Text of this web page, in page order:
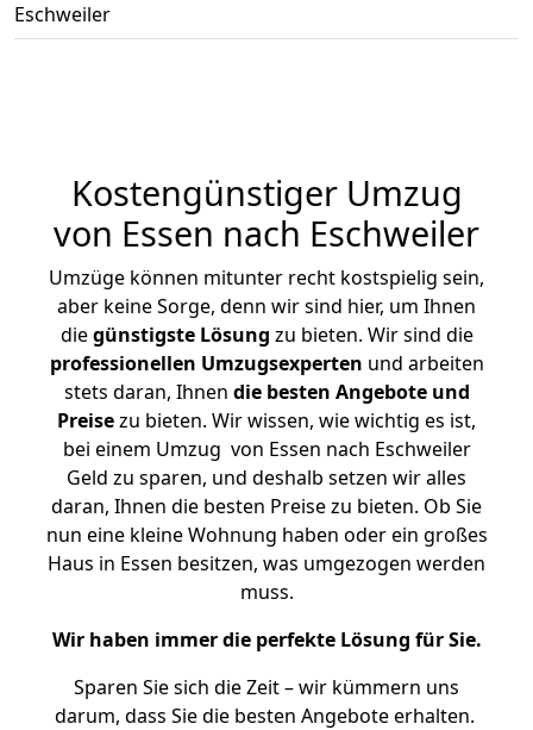
Eschweiler
Kostengünstiger Umzug
von Essen nach Eschweiler
Umzüge können mitunter recht kostspielig sein,
aber keine Sorge, denn wir sind hier, um Ihnen
diegünstigste Lösung zu bieten. Wir sind die
professionellen Umzugsexperten und arbeiten
stets daran, Ihnen die besten Angebote und
Preisezu bieten. Wir wissen, wie wichtig es ist,
bei einem Umzug von Essen nach Eschweiler
Geld zu sparen, und deshalb setzen wir alles
daran, Ihnen die besten Preise zu bieten. Ob Sie
nun eine kleine Wohnung haben oder ein großes
Haus in Essen besitzen, was umgezogen werden
muss.
Wir haben immer die perfekte Lösung für Sie.
Sparen Sie sich die Zeit – wir kümmern uns
darum, dass Sie die besten Angebote erhalten.